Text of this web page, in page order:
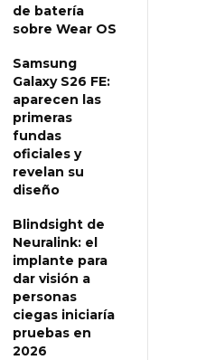
de batería
sobre Wear OS
Samsung
Galaxy S26 FE:
aparecen las
primeras
fundas
oficiales y
revelan su
diseño
Blindsight de
Neuralink: el
implante para
dar visión a
personas
ciegas iniciaría
pruebas en
2026